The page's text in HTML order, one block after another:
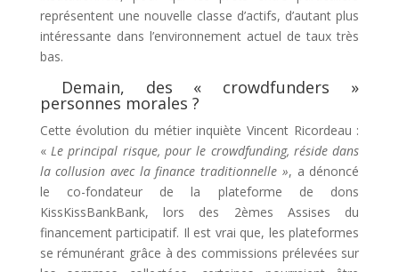
représentent une nouvelle classe d’actifs, d’autant plus
intéressante dans l’environnement actuel de taux très
bas.
Demain, des « crowdfunders »
personnes morales ?
Cette évolution du métier inquiète Vincent Ricordeau :
«Le principal risque, pour le crowdfunding, réside dans
la collusion avec la finance traditionnelle », a dénoncé
le co-fondateur de la plateforme de dons
KissKissBankBank, lors des 2èmes Assises du
financement participatif. Il est vrai que, les plateformes
se rémunérant grâce à des commissions prélevées sur